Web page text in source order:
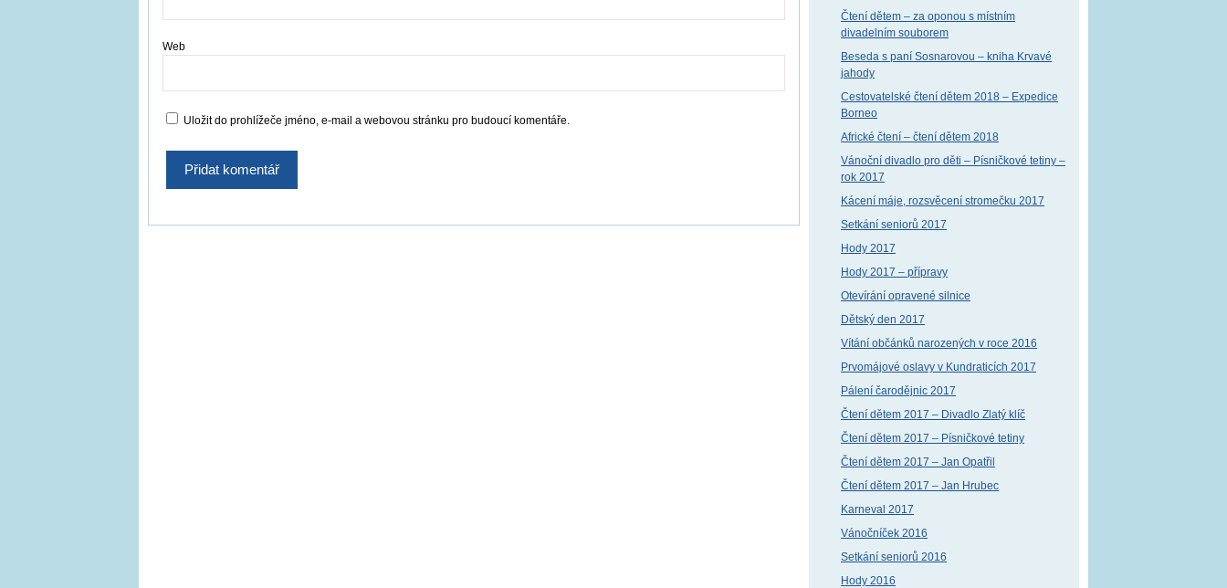
Web
Uložit do prohlížeče jméno, e-mail a webovou stránku pro budoucí komentáře.
Čtení dětem – za oponou s místním
divadelním souborem
Beseda s paní Sosnarovou – kniha Krvavé
jahody
Cestovatelské čtení dětem 2018 – Expedice
Borneo
Africké čtení – čtení dětem 2018
Vánoční divadlo pro děti – Písničkové tetiny –
rok 2017
Kácení máje, rozsvěcení stromečku 2017
Setkání seniorů 2017
Hody 2017
Hody 2017 – přípravy
Otevírání opravené silnice
Dětský den 2017
Vítání občánků narozených v roce 2016
Prvomájové oslavy v Kundraticích 2017
Pálení čarodějnic 2017
Čtení dětem 2017 – Divadlo Zlatý klíč
Čtení dětem 2017 – Písničkové tetiny
Čtení dětem 2017 – Jan Opatřil
Čtení dětem 2017 – Jan Hrubec
Karneval 2017
Vánočníček 2016
Setkání seniorů 2016
Hody 2016